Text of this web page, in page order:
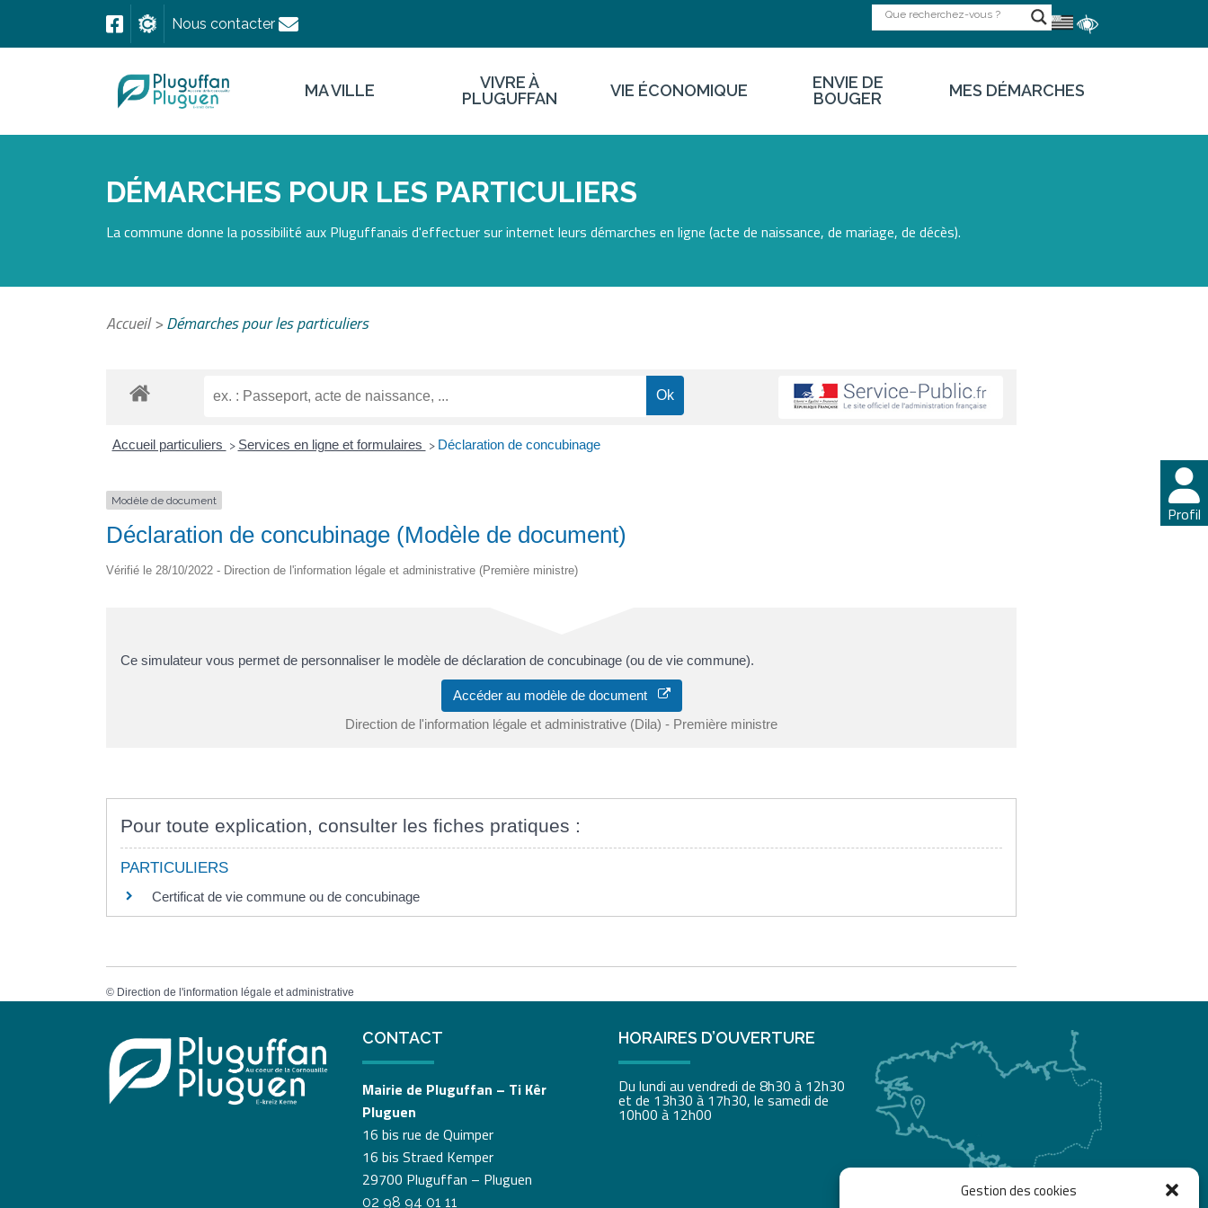
Gestion des cookies
Nous contacter
MA VILLE
VIVRE À
PLUGUFFAN
VIE ÉCONOMIQUE
ENVIE DE
BOUGER
MES DÉMARCHES
DÉMARCHES POUR LES PARTICULIERS
La commune donne la possibilité aux Pluguffanais d'effectuer sur internet leurs démarches en ligne (acte de naissance, de mariage, de décès).
Profil
Accueil>Démarches pour les particuliers
Accueil particuliers > Services en ligne et formulaires > Déclaration de concubinage
Modèle de document
Déclaration de concubinage (Modèle de document)
Vérifié le 28/10/2022 - Direction de l'information légale et administrative (Première ministre)
Ce simulateur vous permet de personnaliser le modèle de déclaration de concubinage (ou de vie commune).
Accéder au modèle de document
Direction de l'information légale et administrative (Dila) - Première ministre
Pour toute explication, consulter les fiches pratiques :
PARTICULIERS
Certificat de vie commune ou de concubinage
© Direction de l'information légale et administrative
CONTACT
Mairie de Pluguffan – Ti Kêr
Pluguen
16 bis rue de Quimper
16 bis Straed Kemper
29700 Pluguffan – Pluguen
02 98 94 01 11
HORAIRES D’OUVERTURE
Du lundi au vendredi de 8h30 à 12h30
et de 13h30 à 17h30, le samedi de
10h00 à 12h00